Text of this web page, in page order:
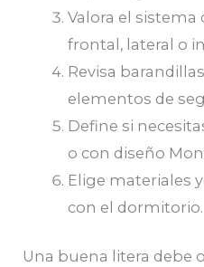
Valora el sistema
frontal, lateral o
Revisa
elementos de
Define si
o con diseño
Elige materiales
con el dormitorio.
Una buena litera debe